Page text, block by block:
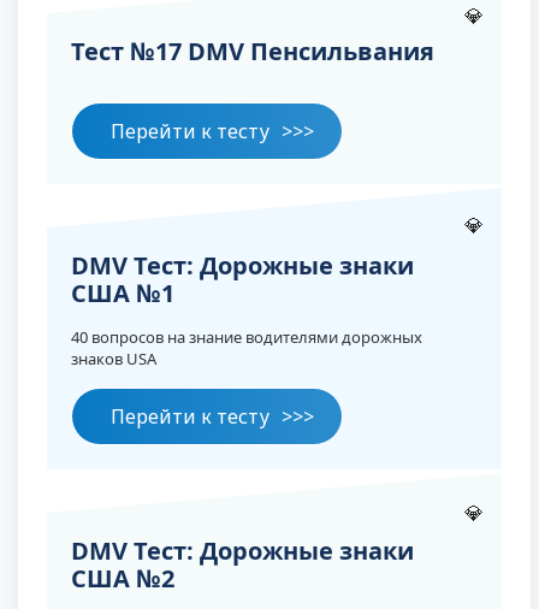
💎
Тест №17 DMV Пенсильвания
Перейти к тесту
💎
DMV Тест: Дорожные знаки
США №1
40 вопросов на знание водителями дорожных
знаков USA
Перейти к тесту
💎
DMV Тест: Дорожные знаки
США №2